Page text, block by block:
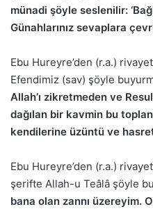
münadi şöyle seslenilir:
Günahlarınız sevaplara
Ebu Hureyre’den (r.a.)
Efendimiz (sav) şöyle
Allah’ı zikretmeden ve
dağılan bir kavmin bu
kendilerine üzüntü ve
Ebu Hureyre’den (r.a.)
şerifte Allah-u Teâlâ şöyle
bana olan zannı üzereyim.